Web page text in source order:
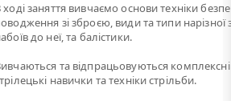
ході заняття вивчаємо основи техніки
зі зброєю, види та типи нарізної
до неї, та балістики.
та відпрацьовуються комплексні
навички та техніки стрільби.